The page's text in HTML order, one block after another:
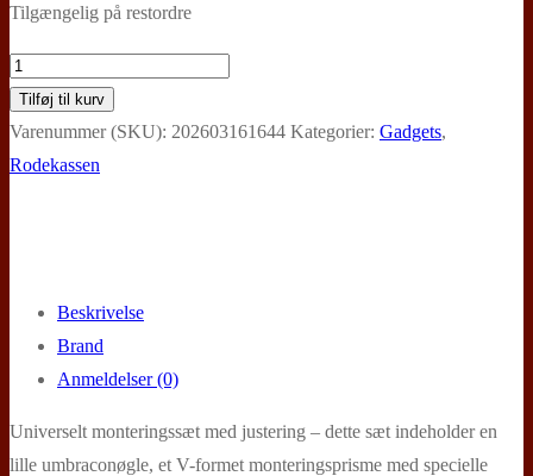
Tilgængelig på restordre
SCATT,
Universelt
fastgørrelsessystem
(pistol
Tilføj til kurv
Varenummer (SKU): 202603161644 Kategorier: Gadgets,
Rodekassen
Beskrivelse
Brand
Anmeldelser (0)
Universelt monteringssæt med justering – dette sæt indeholder en
lille umbraconøgle, et V-formet monteringsprisme med specielle